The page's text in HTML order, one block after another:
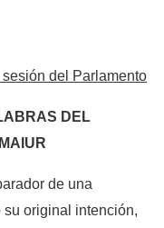
sesión del Parlamento
DEL
de una
original intención,